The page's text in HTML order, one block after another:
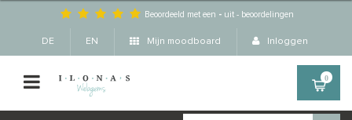
Beoordeeld met een - uit -beoordelingen
DE EN Mijn moodboard Inloggen
0